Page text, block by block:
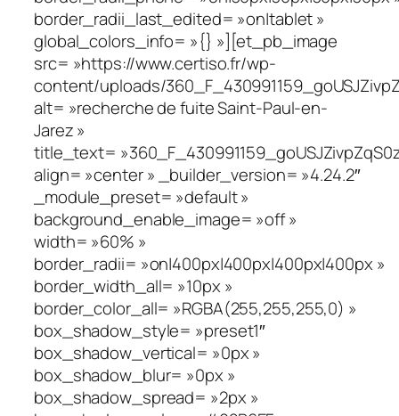
border_radii_last_edited= »on|tablet »
global_colors_info= »{} »][et_pb_image
src= »https://www.certiso.fr/wp-
content/uploads/
alt= »recherche de fuite Saint-Paul-en-
Jarez »
title_text=
align= »center » _builder_version= »4.24.2″
_module_preset= »default »
background_enable_image= »off »
width= »60% »
border_radii= »on|400px|400px|400px|400px »
border_width_all= »10px »
border_color_all= »RGBA(255,255,255,0) »
box_shadow_style= »preset1″
box_shadow_vertical= »0px »
box_shadow_blur= »0px »
box_shadow_spread= »2px »